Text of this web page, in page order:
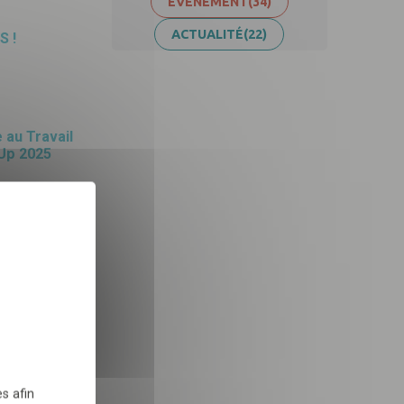
!
au Travail
2025
au
outils
au
ACTUALITÉ(22)
le cadre de la
afin